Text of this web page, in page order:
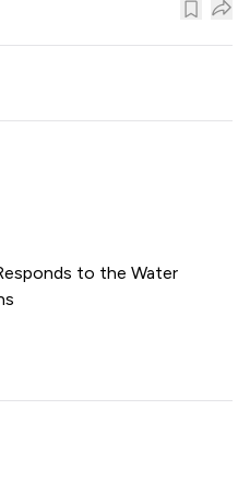
to the Water